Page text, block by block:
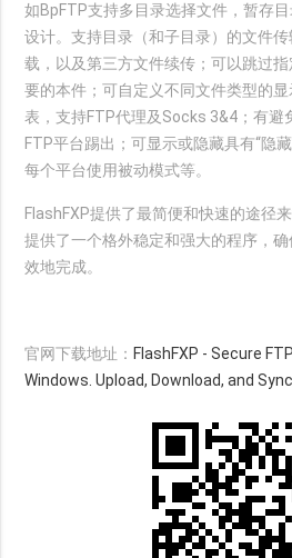
如BpFTP支持多目录选择文件，暂存
设计。支持目录（和子目录）的文件
载，以及第三方文件续传；可以跳过
要的本件；可自定义不同文件类型的
表，支持FTP代理及Socks 3&4；有避
FTP平台踢出；可显示或隐藏具有“隐
每个平台使用被动模式等。
FlashFXP提供了最简便和快速的途径
提供了一个格外稳定和强大的程序，
效地完成。
官网下载地址： FlashFXP - Secure
Windows. Upload, Download, and